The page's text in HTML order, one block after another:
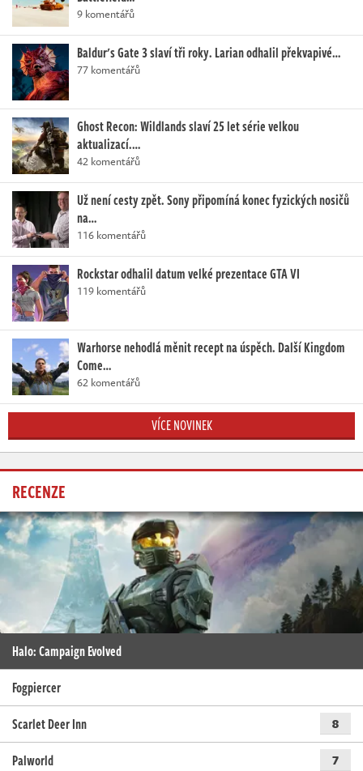
9 komentářů
Baldur's Gate 3 slaví tři roky. Larian odhalil překvapivé…
77 komentářů
Ghost Recon: Wildlands slaví 25 let série velkou
aktualizací.…
42 komentářů
Už není cesty zpět. Sony připomíná konec fyzických nosičů
na…
116 komentářů
Rockstar odhalil datum velké prezentace GTA VI
119 komentářů
Warhorse nehodlá měnit recept na úspěch. Další Kingdom
Come…
62 komentářů
VÍCE NOVINEK
RECENZE
Halo: Campaign Evolved
Fogpiercer
Scarlet Deer Inn
8
Palworld 7